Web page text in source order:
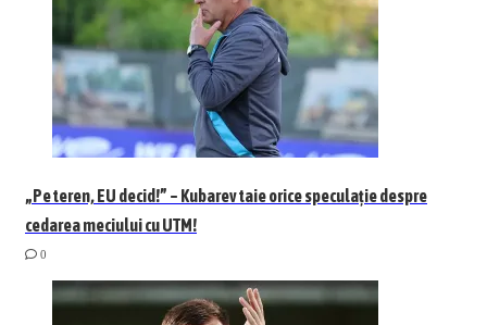
„Pe teren, EU decid!” – Kubarev taie orice speculație despre
cedarea meciului cu UTM!
0